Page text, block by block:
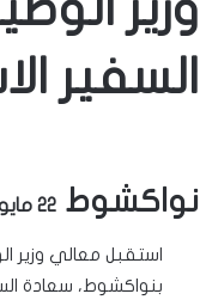
السفير
نواكشوط 22 مايو 2025
استقبل معالي
بنواكشوط، سعادة